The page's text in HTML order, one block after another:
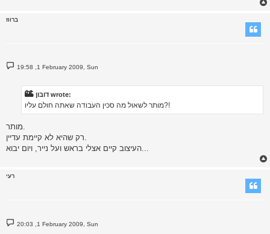
ברווז
P
o
19:58 ,1 February 2009, Sun
דובון wrote:
מותר לשאול מה סכין העבודה שאתה חולם עליו?!
מותר.
רק שהיא לא קיימת עדיין.
העיצוב קיים אצלי בראש ועל נייר, ויום יבוא...
רעי
P
o
20:03 ,1 February 2009, Sun